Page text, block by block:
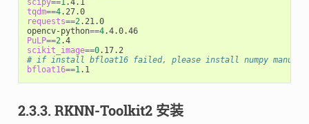
tqdm==4
.27.0
requests==2 .21.0
opencv-python==4
.4.0.46
PuLP==2
.4
scikit_image==0
# if install bfloat16 failed, please install numpy
bfloat16==1
2.3.3. RKNN-Toolkit2 安装